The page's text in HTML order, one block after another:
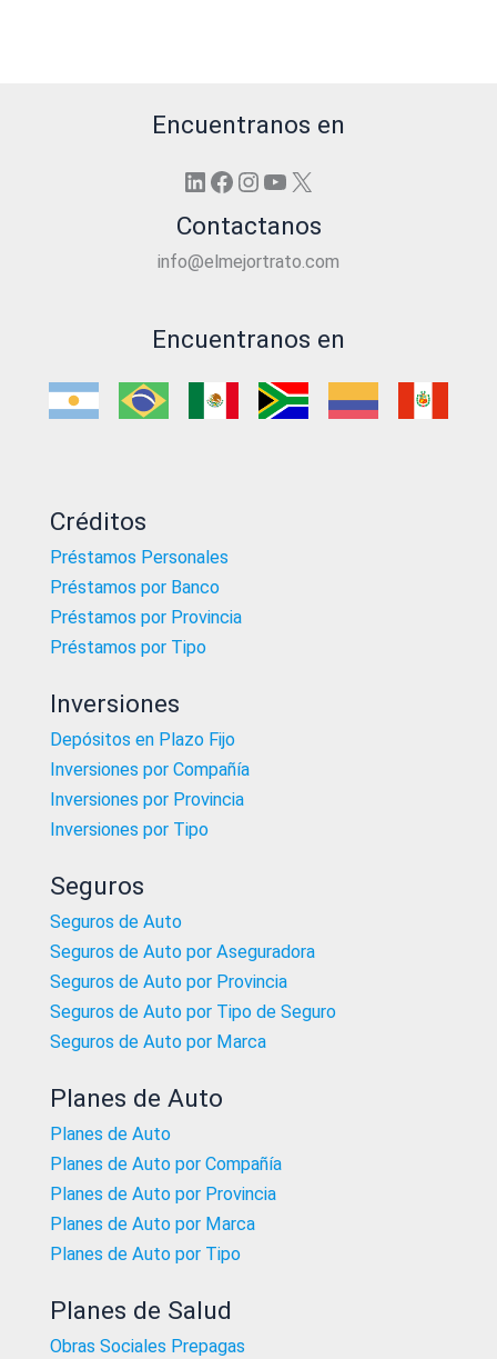
Encuentranos en
LinkedIn
Facebook
Instagram
YouTube
X
Contactanos
info@elmejortrato.com
Encuentranos en
Créditos
Préstamos Personales
Préstamos por Banco
Préstamos por Provincia
Préstamos por Tipo
Inversiones
Depósitos en Plazo Fijo
Inversiones por Compañía
Inversiones por Provincia
Inversiones por Tipo
Seguros
Seguros de Auto
Seguros de Auto por Aseguradora
Seguros de Auto por Provincia
Seguros de Auto por Tipo de Seguro
Seguros de Auto por Marca
Planes de Auto
Planes de Auto
Planes de Auto por Compañía
Planes de Auto por Provincia
Planes de Auto por Marca
Planes de Auto por Tipo
Planes de Salud
Obras Sociales Prepagas